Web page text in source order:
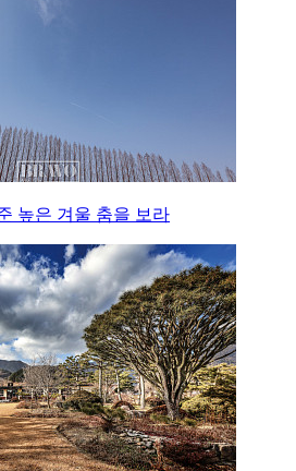
높은 겨울 춤을 보라